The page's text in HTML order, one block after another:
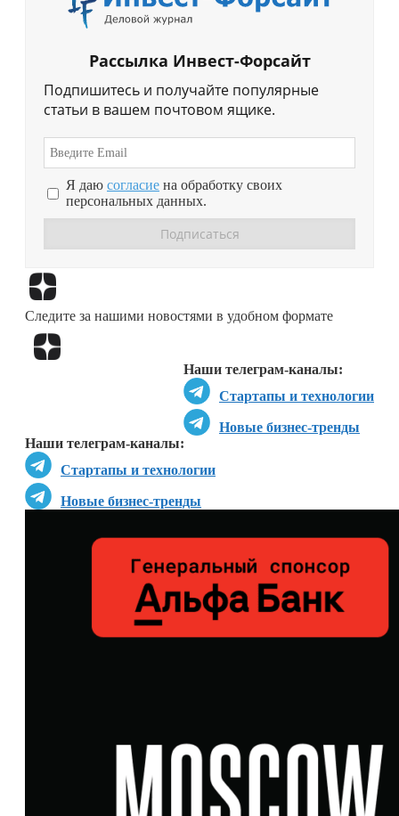
Рассылка Инвест-Форсайт
Подпишитесь и получайте популярные
статьи в вашем почтовом ящике.
Я даю согласие на обработку своих
персональных данных.
Следите за нашими новостями в удобном формате
Наши телеграм-каналы:
Стартапы и технологии
Новые бизнес-тренды
Наши телеграм-каналы:
Стартапы и технологии
Новые бизнес-тренды